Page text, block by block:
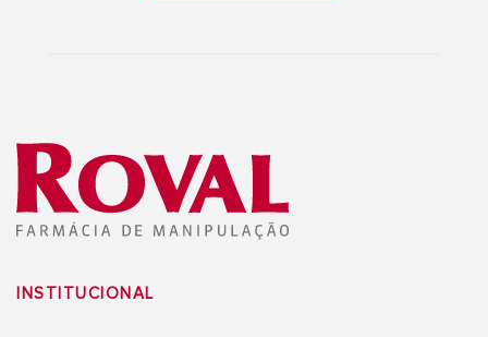
INSTITUCIONAL